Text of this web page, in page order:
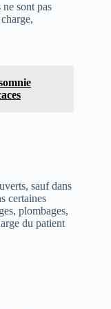
sont pas
sauf dans
certaines
plombages,
du patient